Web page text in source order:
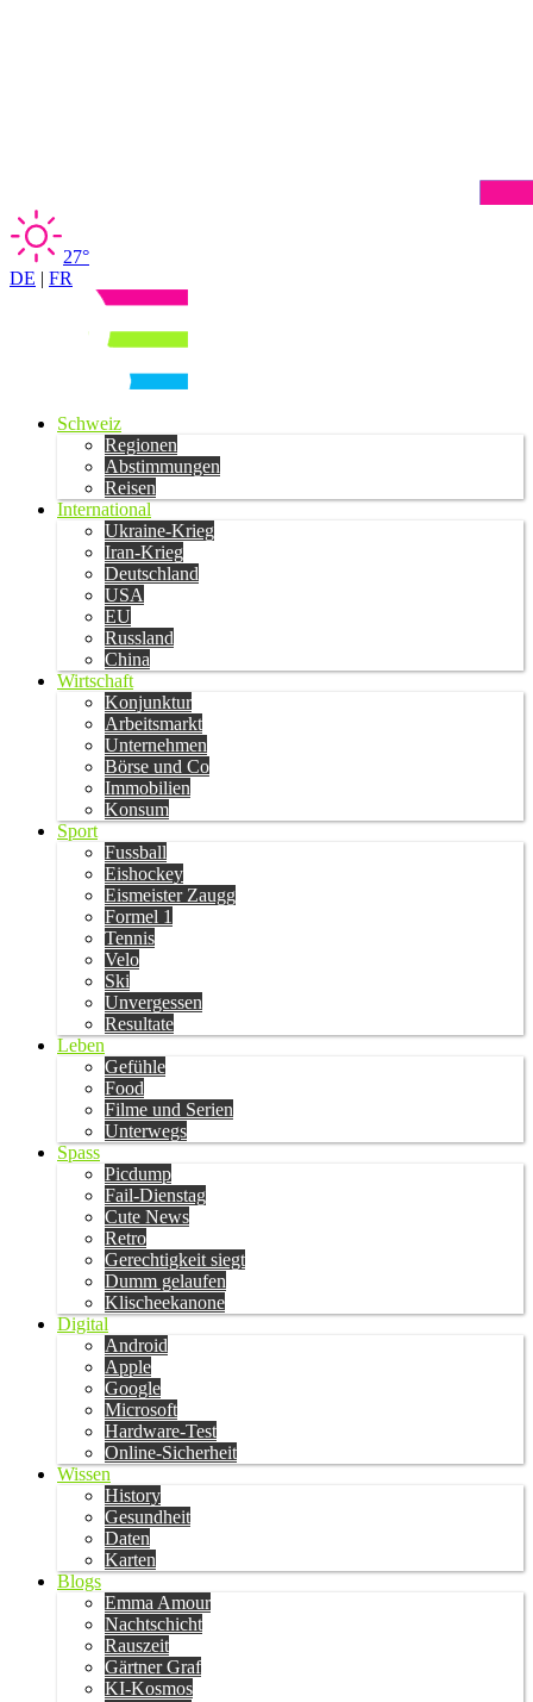
27°
DE | FR
Schweiz
Regionen
Abstimmungen
Reisen
International
Ukraine-Krieg
Iran-Krieg
Deutschland
USA
EU
Russland
China
Wirtschaft
Konjunktur
Arbeitsmarkt
Unternehmen
Börse und Co
Immobilien
Konsum
Sport
Fussball
Eishockey
Eismeister Zaugg
Formel 1
Tennis
Velo
Ski
Unvergessen
Resultate
Leben
Gefühle
Food
Filme und Serien
Unterwegs
Spass
Picdump
Fail-Dienstag
Cute News
Retro
Gerechtigkeit siegt
Dumm gelaufen
Klischeekanone
Digital
Android
Apple
Google
Microsoft
Hardware-Test
Online-Sicherheit
Wissen
History
Gesundheit
Daten
Karten
Blogs
Emma Amour
Nachtschicht
Rauszeit
Gärtner Graf
KI-Kosmos